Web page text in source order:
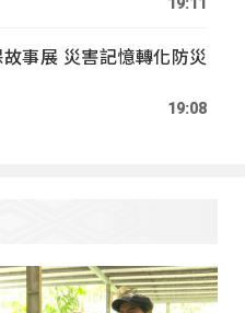
19:11
事展 災害記憶轉化防災
19:08